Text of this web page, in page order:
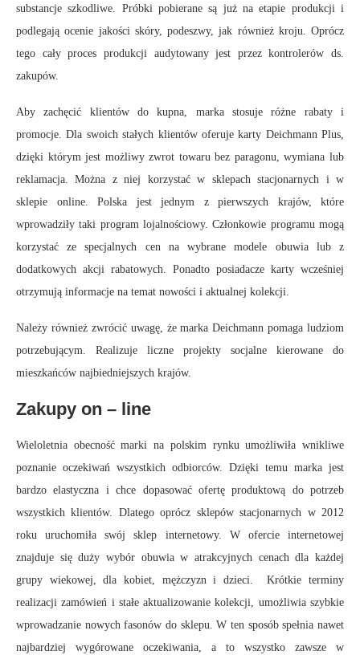
substancje szkodliwe. Próbki pobierane są już na etapie produkcji i
podlegają ocenie jakości skóry, podeszwy, jak również kroju. Oprócz
tego cały proces produkcji audytowany jest przez kontrolerów ds.
zakupów.
Aby zachęcić klientów do kupna, marka stosuje różne rabaty i
promocje. Dla swoich stałych klientów oferuje karty Deichmann Plus,
dzięki którym jest możliwy zwrot towaru bez paragonu, wymiana lub
reklamacja. Można z niej korzystać w sklepach stacjonarnych i w
sklepie online. Polska jest jednym z pierwszych krajów, które
wprowadziły taki program lojalnościowy. Członkowie programu mogą
korzystać ze specjalnych cen na wybrane modele obuwia lub z
dodatkowych akcji rabatowych. Ponadto posiadacze karty wcześniej
otrzymują informacje na temat nowości i aktualnej kolekcji.
Należy również zwrócić uwagę, że marka Deichmann pomaga ludziom
potrzebującym. Realizuje liczne projekty socjalne kierowane do
mieszkańców najbiedniejszych krajów.
Zakupy on – line
Wieloletnia obecność marki na polskim rynku umożliwiła wnikliwe
poznanie oczekiwań wszystkich odbiorców. Dzięki temu marka jest
bardzo elastyczna i chce dopasować ofertę produktową do potrzeb
wszystkich klientów. Dlatego oprócz sklepów stacjonarnych w 2012
roku uruchomiła swój sklep internetowy. W ofercie internetowej
znajduje się duży wybór obuwia w atrakcyjnych cenach dla każdej
grupy wiekowej, dla kobiet, mężczyzn i dzieci. Krótkie terminy
realizacji zamówień i stałe aktualizowanie kolekcji, umożliwia szybkie
wprowadzanie nowych fasonów do sklepu. W ten sposób spełnia nawet
najbardziej wygórowane oczekiwania, a to wszystko zawsze w